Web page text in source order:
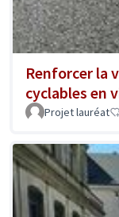
Renforcer la
cyclables en
Projet lauréat